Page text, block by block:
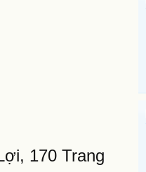
170 Trang